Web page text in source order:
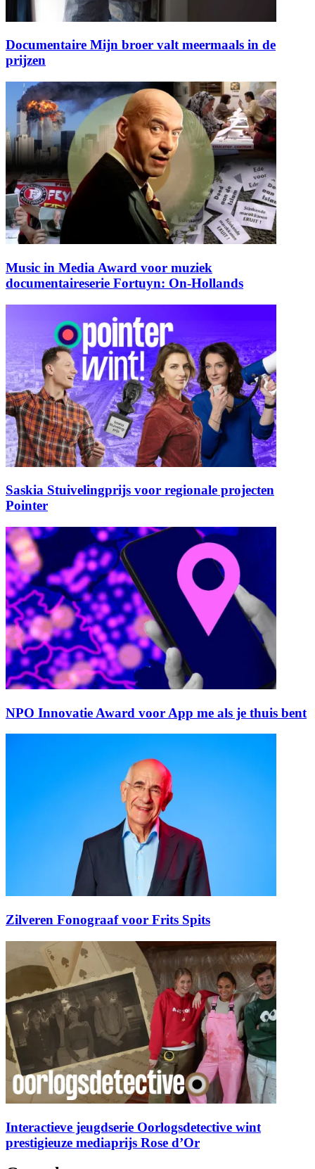
Documentaire Mijn broer valt meermaals in de
prijzen
Music in Media Award voor muziek
documentaireserie Fortuyn: On-Hollands
Saskia Stuivelingprijs voor regionale projecten
Pointer
NPO Innovatie Award voor App me als je thuis bent
Zilveren Fonograaf voor Frits Spits
Interactieve jeugdserie Oorlogsdetective wint
prestigieuze mediaprijs Rose d’Or